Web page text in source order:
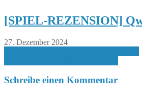
[SPIEL-REZENSION]
27. Dezember 2024
Schreibe einen Kommentar